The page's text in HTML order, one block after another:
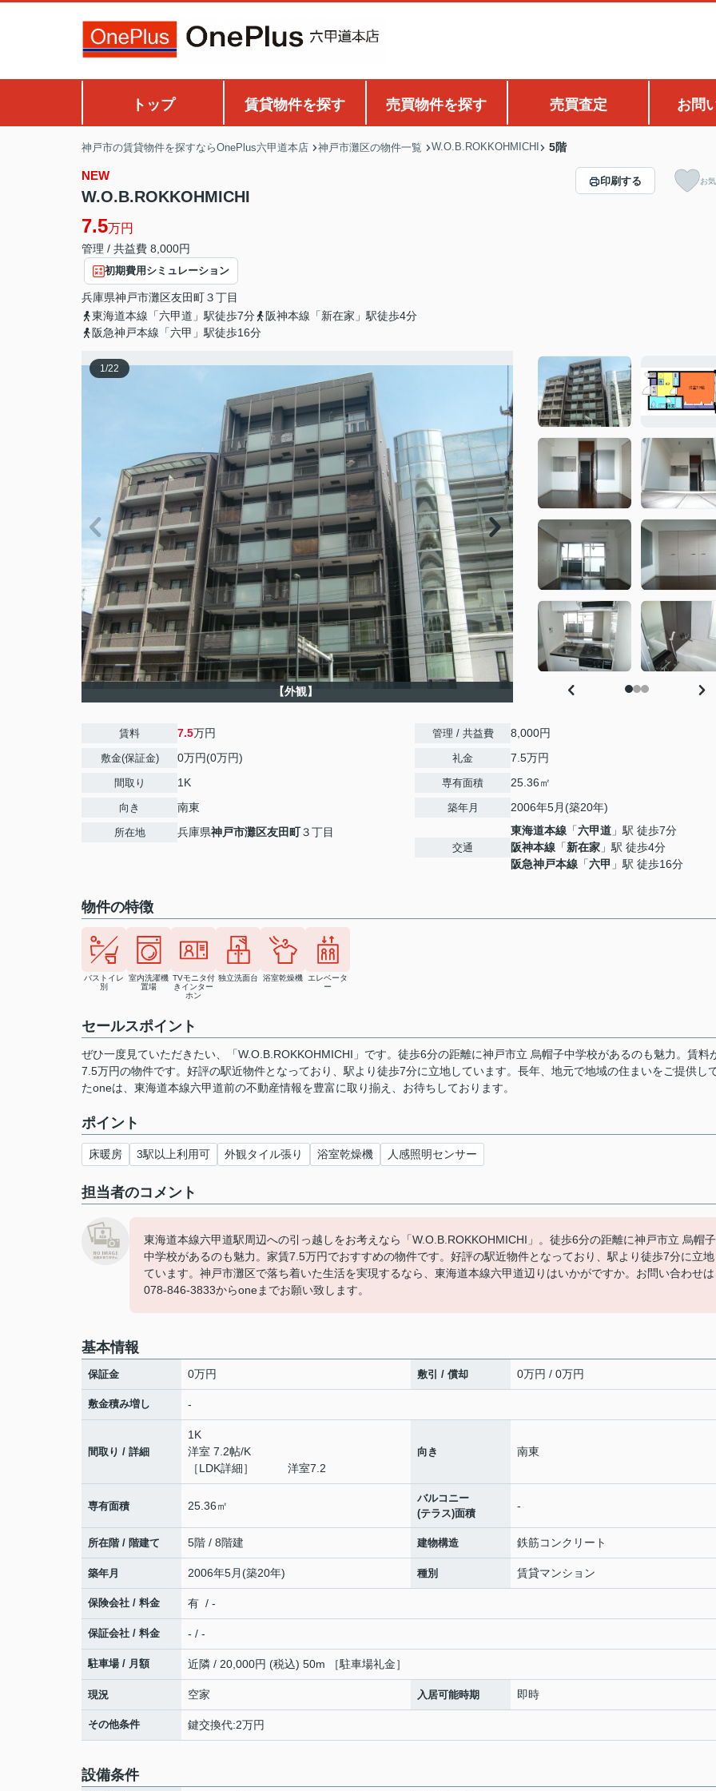
トップ 賃貸物件を探す 売買物件を探す 売買査定 お問
神戸市の賃貸物件を探すならOnePlus六甲道本店 神戸市灘区の物件一覧 W.O.B.ROKKOHMICHI 5階
NEW
W.O.B.ROKKOHMICHI
7.5万円
管理 / 共益費 8,000円
初期費用シミュレーション
兵庫県神戸市灘区友田町３丁目
東海道本線「六甲道」駅徒歩7分
阪神本線「新在家」駅徒歩4分
阪急神戸本線「六甲」駅徒歩16分
印刷する お
1/22
【外観】
賃料 7.5万円
敷金(保証金) 0万円(0万円)
間取り 1K
向き 南東
所在地 兵庫県神戸市灘区友田町３丁目
管理 / 共益費 8,000円
礼金 7.5万円
専有面積 25.36㎡
築年月 2006年5月(築20年)
交通
東海道本線 「六甲道 」駅 徒歩7分
阪神本線 「新在家 」駅 徒歩4分
阪急神戸本線 「六甲 」駅 徒歩16分
物件の特徴
バストイレ
別
室内洗濯機
置場
TVモニタ付
きインター
ホン
独立洗面台 浴室乾燥機
エレベータ
ー
セールスポイント
ぜひ一度見ていただきたい、「W.O.B.ROKKOHMICHI」です。徒歩6分の距離に神戸市立 烏帽子中学校があるのも魅力。賃料
7.5万円の物件です。好評の駅近物件となっており、駅より徒歩7分に立地しています。長年、地元で地域の住まいをご提供し
たoneは、東海道本線六甲道前の不動産情報を豊富に取り揃え、お待ちしております。
ポイント
床暖房 3駅以上利用可 外観タイル張り 浴室乾燥機 人感照明センサー
担当者のコメント
東海道本線六甲道駅周辺への引っ越しをお考えなら「W.O.B.ROKKOHMICHI」。徒歩6分の距離に神戸市立 烏帽子
中学校があるのも魅力。家賃7.5万円でおすすめの物件です。好評の駅近物件となっており、駅より徒歩7分に立
ています。神戸市灘区で落ち着いた生活を実現するなら、東海道本線六甲道辺りはいかがですか。お問い合わせは
078-846-3833からoneまでお願い致します。
基本情報
保証金 0万円 敷引 / 償却 0万円 / 0万円
敷金積み増し -
間取り / 詳細
1K
洋室 7.2帖/K
［LDK詳細］ 洋室7.2
向き 南東
専有面積 25.36㎡
バルコニー
(テラス)面積
-
所在階 / 階建て 5階 / 8階建 建物構造 鉄筋コンクリート
築年月 2006年5月(築20年) 種別 賃貸マンション
保険会社 / 料金 有 / -
保証会社 / 料金 - / -
駐車場 / 月額 近隣 / 20,000円 (税込) 50m ［駐車場礼金］
現況 空家 入居可能時期 即時
その他条件 鍵交換代:2万円
設備条件